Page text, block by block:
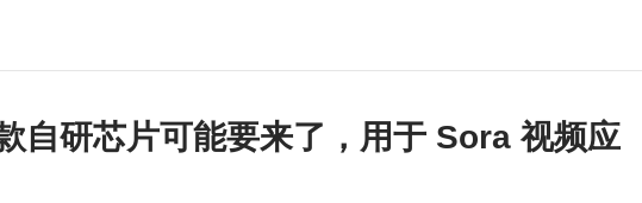
自研芯片可能要来了，用于 Sora 视频应